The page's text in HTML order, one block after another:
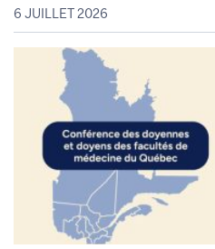
6 JUILLET 2026